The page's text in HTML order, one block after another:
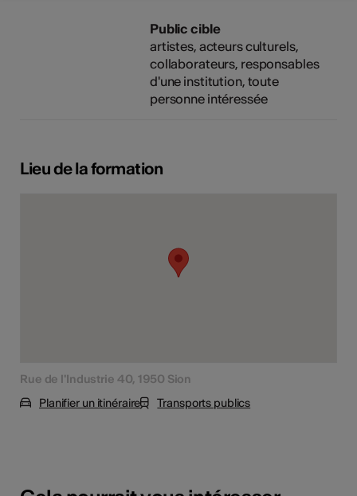
Public cible
artistes, acteurs culturels,
collaborateurs, responsables
d'une institution, toute
personne intéressée
Lieu de la formation
Rue de l'Industrie 40, 1950 Sion
Planifier un itinéraire
Transports publics